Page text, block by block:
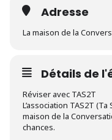
Adresse
La maison de la
Détails de
Réviser avec TAS2T
L’association TAS2T
maison de la
chances.